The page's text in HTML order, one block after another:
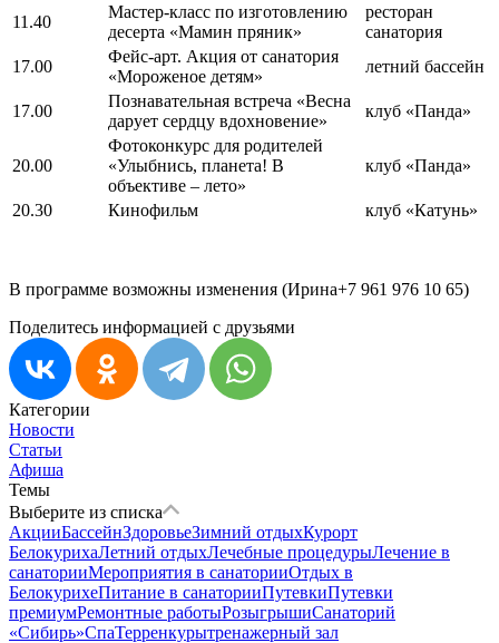
11.40
Мастер-класс по изготовлению
десерта «Мамин пряник»
ресторан
санатория
17.00
Фейс-арт. Акция от санатория
«Мороженое детям»
летний бассейн
17.00
Познавательная встреча «Весна
дарует сердцу вдохновение»
клуб «Панда»
20.00
Фотоконкурс для родителей
«Улыбнись, планета! В
объективе – лето»
клуб «Панда»
20.30 Кинофильм клуб «Катунь»
В программе возможны изменения (Ирина+7 961 976 10 65)
Поделитесь информацией с друзьями
Категории
Новости
Статьи
Афиша
Темы
Выберите из списка
АкцииБассейнЗдоровьеЗимний отдыхКурорт
БелокурихаЛетний отдыхЛечебные процедурыЛечение в
санаторииМероприятия в санаторииОтдых в
БелокурихеПитание в санаторииПутевкиПутевки
премиумРемонтные работыРозыгрышиСанаторий
«Сибирь»СпаТерренкурытренажерный зал